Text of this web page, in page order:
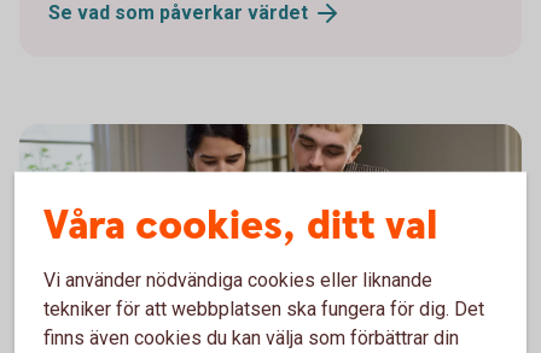
Se vad som påverkar värdet
Våra cookies, ditt val
Vi använder nödvändiga cookies eller liknande
tekniker för att webbplatsen ska fungera för dig. Det
finns även cookies du kan välja som förbättrar din